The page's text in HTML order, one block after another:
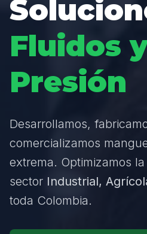
Fluidos
Presión
Desarrollamos,
comercializamos
extrema. Optimizamos
sector Industrial,
toda Colombia.